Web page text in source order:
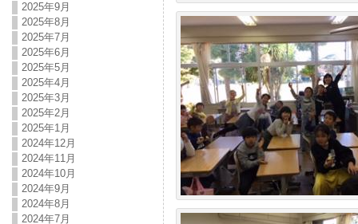
2025年9月
2025年8月
2025年7月
2025年6月
2025年5月
2025年4月
2025年3月
2025年2月
2025年1月
2024年12月
2024年11月
2024年10月
2024年9月
2024年8月
2024年7月